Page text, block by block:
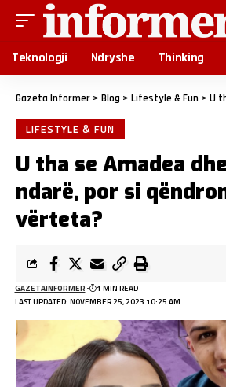
Teknologji Ndryshe Thinking
Gazeta Informer > Blog > Lifestyle & Fun > U tha
LIFESTYLE & FUN
U tha se Amadea
ndarë, por si
vërteta?
LAST UPDATED: NOVEMBER 25, 2023 10:25 AM
GAZETAINFORMER 1 MIN READ